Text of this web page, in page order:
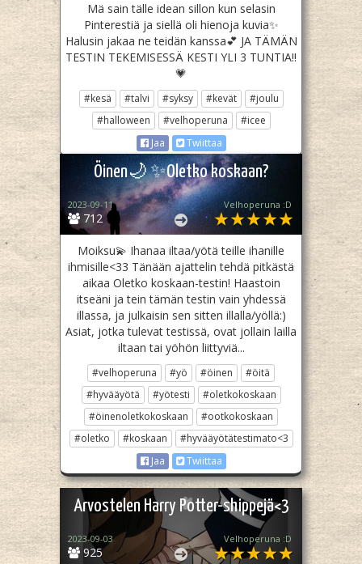
Mä sain tälle idean sillon kun selasin
Pinterestiä ja siellä oli hienoja kuvia✨
Halusin jakaa ne teidän kanssa💕 JA TÄMÄN
TESTIN TEKEMISESSÄ KESTI YLI 3 TUNTIA!!
💗
#kesä #talvi #syksy #kevät
#joulu
#halloween
#velhoperuna
#icee
Jaa
Twiittaa
Öinen🌙 ✨Oletko koskaan?
712
2023-09-11 Velhoperuna :D
Moiksu💫 Ihanaa iltaa/yötä teille ihanille
ihmisille<33 Tänään ajattelin tehdä pitkästä
aikaa Oletko koskaan-testin! Haastoin
itseäni ja tein tämän testin vain yhdessä
illassa, ja julkaisin sen sitten illalla/yöllä:)
Asiat, jotka tulevat testissä, ovat jollain lailla
iltaan tai yöhön liittyviä...
#velhoperuna #yö #öinen
#öitä
#hyvääyötä
#yötesti
#oletkokoskaan
#öinenoletkokoskaan
#ootkokoskaan
#oletko
#koskaan
#hyvääyötätestimato<3
Jaa
Twiittaa
Arvostelen Harry Potter-shippejä<3
925
2023-09-03 Velhoperuna :D